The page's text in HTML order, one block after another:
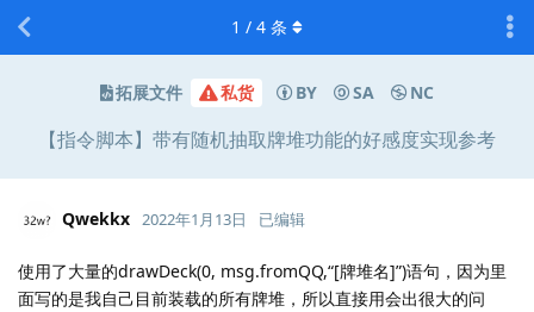
拓展文件 私货 BY SA NC
【指令脚本】带有随机抽取牌堆功能的好感度实现参考
1 / 4 条
Qwekkx 2022年1月13日 已编辑
使用了大量的drawDeck(0, msg.fromQQ,“[牌堆名]”)语句，因为里
面写的是我自己目前装载的所有牌堆，所以直接用会出很大的问